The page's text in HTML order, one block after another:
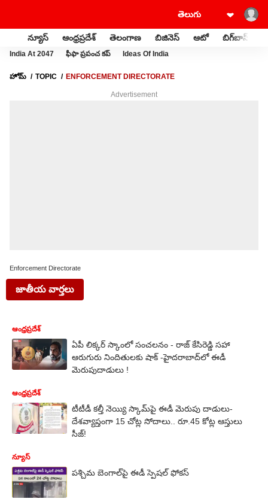
న్యూస్ ఆంధ్రప్రదేశ్ తెలంగాణ బిజినెస్ ఆటో బిగ్‌బాస్
India At 2047 ఫీఫా ప్రపంచ కప్ Ideas Of India
హోమ్ TOPIC ENFORCEMENT DIRECTORATE
Advertisement
Enforcement Directorate
జాతీయ వార్తలు
ఆంధ్రప్రదేశ్
ఏపీ లిక్కర్ స్కాంలో సంచలనం - రాజ్ కేసిరెడ్డి సహా
ఆరుగురు నిందితులకు షాక్ -హైదరాబాద్‌లో ఈడీ
మెరుపుదాడులు !
ఆంధ్రప్రదేశ్
టీటీడీ కల్తీ నెయ్యి స్కామ్‌పై ఈడీ మెరుపు దాడులు-
దేశవ్యాప్తంగా 15 చోట్ల సోదాలు.. రూ.45 కోట్ల ఆస్తులు
సీజ్!
న్యూస్
పశ్చిమ బెంగాల్‌పై ఈడీ స్పెషల్‌ ఫోకస్‌